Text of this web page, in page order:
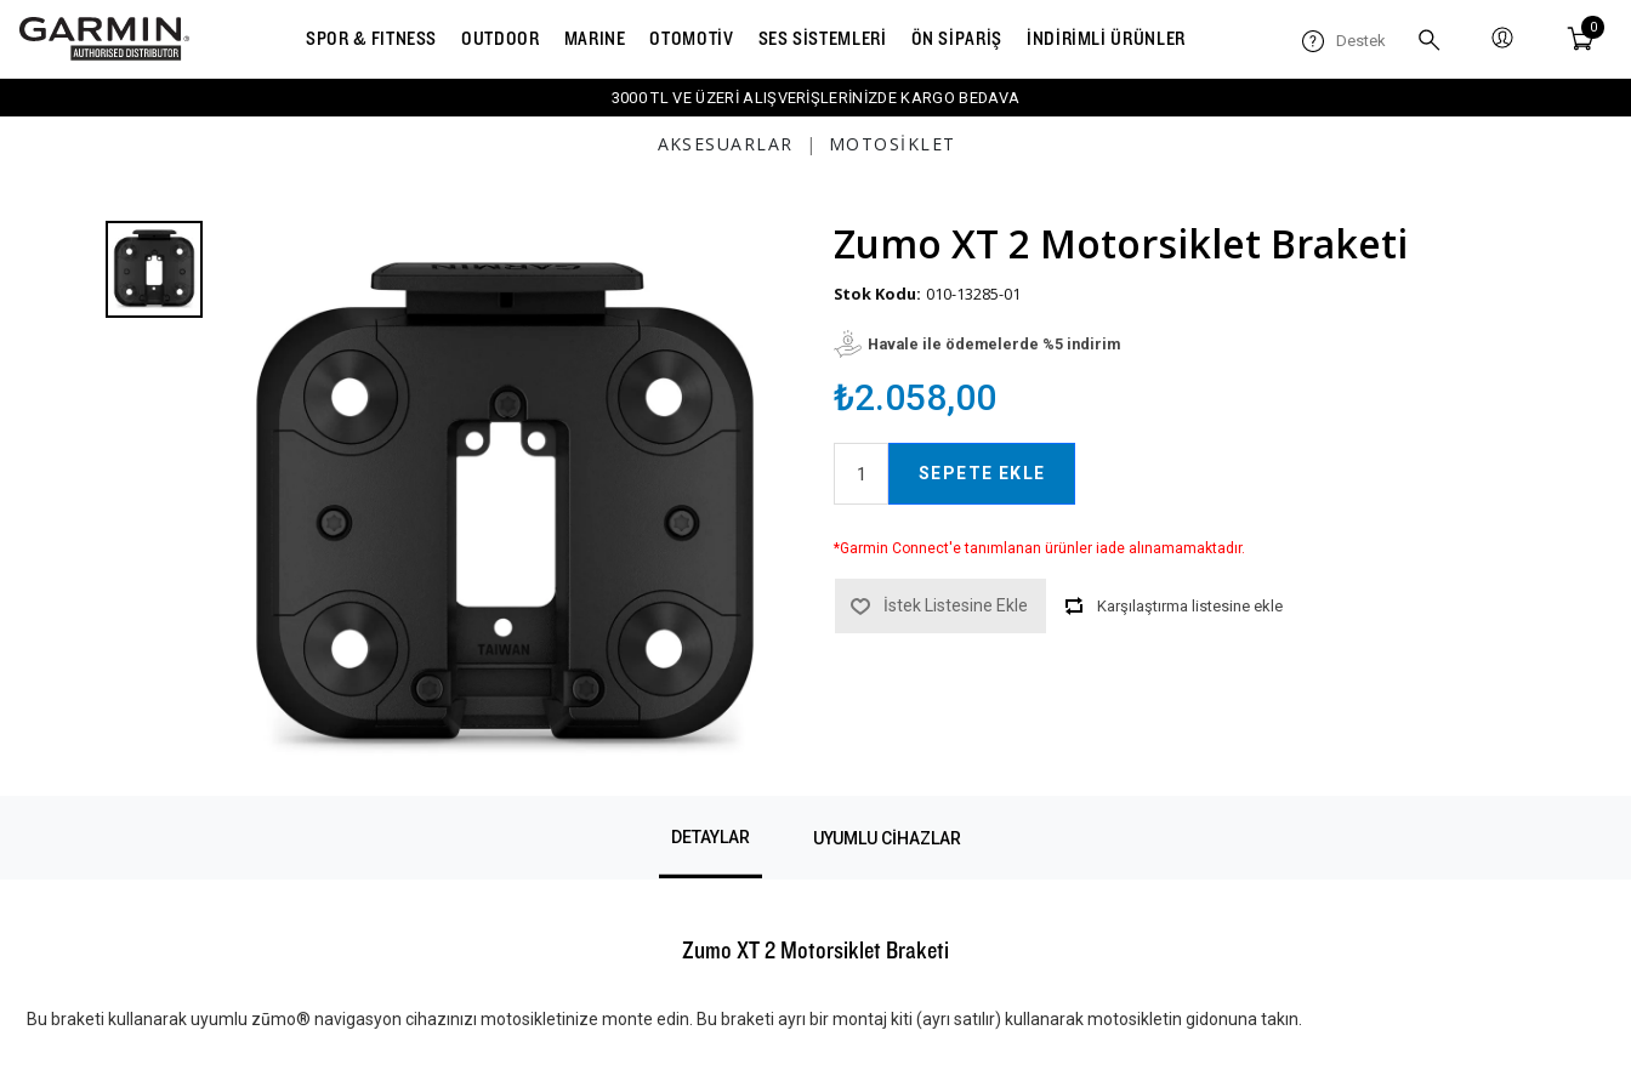
SPOR & FITNESS OUTDOOR MARINE OTOMOTİV SES SİSTEMLERİ ÖN SİPARİŞ İNDİRİMLİ ÜRÜNLER Destek
0
3000 TL VE ÜZERİ ALIŞVERİŞLERİNİZDE KARGO BEDAVA
AKSESUARLAR | MOTOSIKLET
Zumo XT 2 Motorsiklet Braketi
Stok Kodu: 010-13285-01
Havale ile ödemelerde %5 indirim
₺2.058,00
SEPETE EKLE
*Garmin Connect'e tanımlanan ürünler iade alınamamaktadır.
İstek Listesine Ekle Karşılaştırma listesine ekle
DETAYLAR UYUMLU CIHAZLAR
Zumo XT 2 Motorsiklet Braketi
Bu braketi kullanarak uyumlu zūmo® navigasyon cihazınızı motosikletinize monte edin. Bu braketi ayrı bir montaj kiti (ayrı satılır) kullanarak motosikletin gidonuna takın.